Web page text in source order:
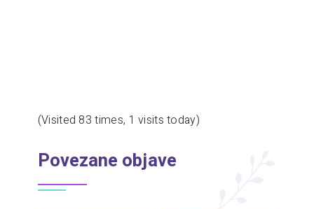
(Visited 83 times, 1 visits today)
Povezane objave